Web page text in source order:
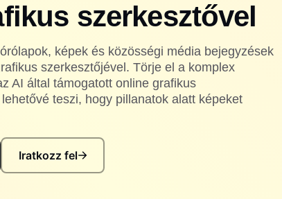
szerkesztővel
képek és közösségi média bejegyzések
szerkesztőjével. Törje el a komplex
AI által támogatott online grafikus
teszi, hogy pillanatok alatt képeket
Iratkozz fel